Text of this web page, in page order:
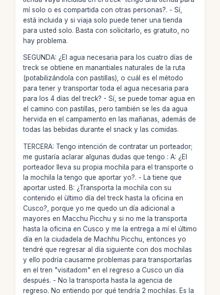
mí solo o es compartida con otras personas?. - Sí,
está incluida y si viaja solo puede tener una tienda
para usted solo. Basta con solicitarlo, es gratuito, no
hay problema.
SEGUNDA: ¿El agua necesaria para los cuatro días de
treck se obtiene en manantiales naturales de la ruta
(potabilizándola con pastillas), o cuál es el método
para tener y transportar toda el agua necesaria para
para los 4 días del treck? - Sí, se puede tomar agua en
el camino con pastillas, pero también se les da agua
hervida en el campamento en las mañanas, además de
todas las bebidas durante el snack y las comidas.
TERCERA: Tengo intención de contratar un porteador;
me gustaría aclarar algunas dudas que tengo : A: ¿El
porteador lleva su propia mochila para el transporte o
la mochila la tengo que aportar yo?. - La tiene que
aportar usted. B: ¿Transporta la mochila con su
contenido el ùltimo día del treck hasta la oficina en
Cusco?, porque yo me quedo un día adicional a
mayores en Macchu Picchu y si no me la transporta
hasta la oficina en Cusco y me la entrega a mí el último
día en la ciudadela de Machhu Picchu, entonces yo
tendré que regresar al día siguiente con dos mochilas
y ello podría causarme problemas para transportarlas
en el tren "visitadom" en el regreso a Cusco un día
después. - No la transporta hasta la agencia de
regreso. No entiendo por qué tendría 2 mochilas. Es la